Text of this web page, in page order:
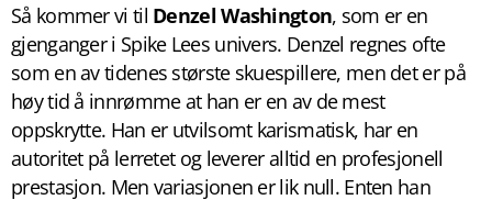
Så kommer vi til Denzel Washington, som er en
gjenganger i Spike Lees univers. Denzel regnes ofte
som en av tidenes største skuespillere, men det er på
høy tid å innrømme at han er en av de mest
oppskrytte. Han er utvilsomt karismatisk, har en
autoritet på lerretet og leverer alltid en profesjonell
prestasjon. Men variasjonen er lik null. Enten han